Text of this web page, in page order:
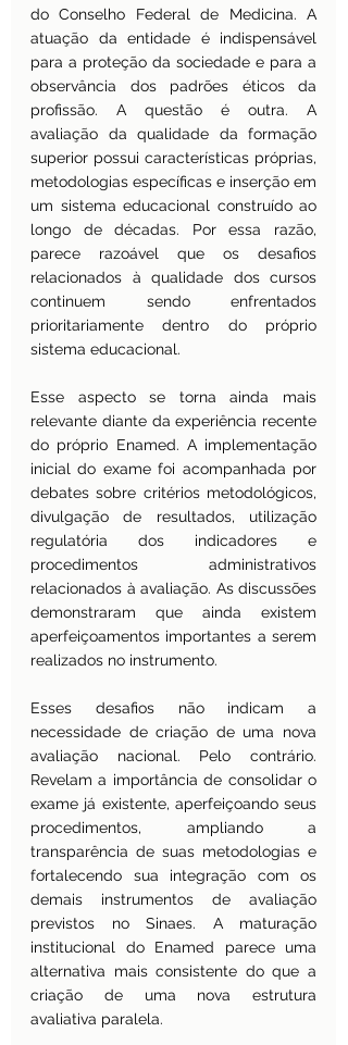
do Conselho Federal de Medicina. A
atuação da entidade é indispensável
para a proteção da sociedade e para a
observância dos padrões éticos da
profissão. A questão é outra. A
avaliação da qualidade da formação
superior possui características próprias,
metodologias específicas e inserção em
um sistema educacional construído ao
longo de décadas. Por essa razão,
parece razoável que os desafios
relacionados à qualidade dos cursos
continuem sendo enfrentados
prioritariamente dentro do próprio
sistema educacional.
Esse aspecto se torna ainda mais
relevante diante da experiência recente
do próprio Enamed. A implementação
inicial do exame foi acompanhada por
debates sobre critérios metodológicos,
divulgação de resultados, utilização
regulatória dos indicadores e
procedimentos administrativos
relacionados à avaliação. As discussões
demonstraram que ainda existem
aperfeiçoamentos importantes a serem
realizados no instrumento.
Esses desafios não indicam a
necessidade de criação de uma nova
avaliação nacional. Pelo contrário.
Revelam a importância de consolidar o
exame já existente, aperfeiçoando seus
procedimentos, ampliando a
transparência de suas metodologias e
fortalecendo sua integração com os
demais instrumentos de avaliação
previstos no Sinaes. A maturação
institucional do Enamed parece uma
alternativa mais consistente do que a
criação de uma nova estrutura
avaliativa paralela.